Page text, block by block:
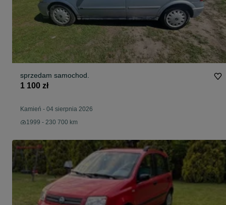
sprzedam samochod.
1 100 zł
Kamień - 04 sierpnia 2026
1999 - 230 700 km